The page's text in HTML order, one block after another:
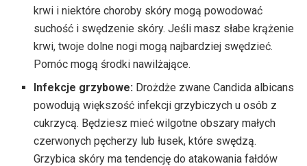
krwi i niektóre choroby skóry mogą powodować
suchość i swędzenie skóry. Jeśli masz słabe krążenie
krwi, twoje dolne nogi mogą najbardziej swędzieć.
Pomóc mogą środki nawilżające.
Infekcje grzybowe: Drożdże zwane Candida albicans
powodują większość infekcji grzybiczych u osób z
cukrzycą. Będziesz mieć wilgotne obszary małych
czerwonych pęcherzy lub łusek, które swędzą.
Grzybica skóry ma tendencję do atakowania fałdów